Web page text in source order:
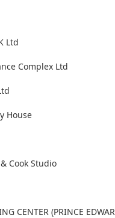
Ltd
Complex Ltd
House
Cook Studio
CENTER (PRINCE